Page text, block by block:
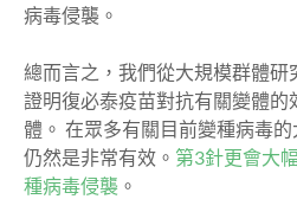
病毒侵襲。
總而言之，我們從大規模群體研
證明復必泰疫苗對抗有關變體的
體。 在眾多有關目前變種病毒
仍然是非常有效。 第3針更會大
種病毒侵襲 。